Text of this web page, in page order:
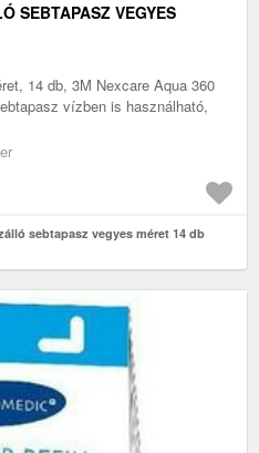
SEBTAPASZ VEGYES
14 db, 3M Nexcare Aqua 360
vízben is használható,
sebtapasz vegyes méret 14 db